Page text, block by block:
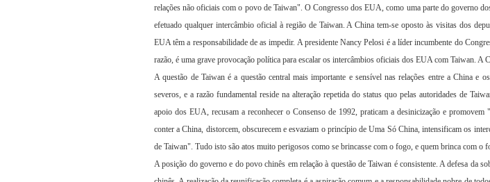
relações não oficiais com o povo de Taiwan". O Congresso dos EUA, como uma parte do governo
efetuado qualquer intercâmbio oficial à região de Taiwan. A China tem-se oposto às visitas dos
EUA têm a responsabilidade de as impedir. A presidente Nancy Pelosi é a líder incumbente do
razão, é uma grave provocação política para escalar os intercâmbios oficiais dos EUA com Taiwan. A
A questão de Taiwan é a questão central mais importante e sensível nas relações entre a China e
severos, e a razão fundamental reside na alteração repetida do status quo pelas autoridades de
apoio dos EUA, recusam a reconhecer o Consenso de 1992, praticam a desinicização e
conter a China, distorcem, obscurecem e esvaziam o princípio de Uma Só China, intensificam os
de Taiwan". Tudo isto são atos muito perigosos como se brincasse com o fogo, e quem brinca com o
A posição do governo e do povo chinês em relação à questão de Taiwan é consistente. A defesa da